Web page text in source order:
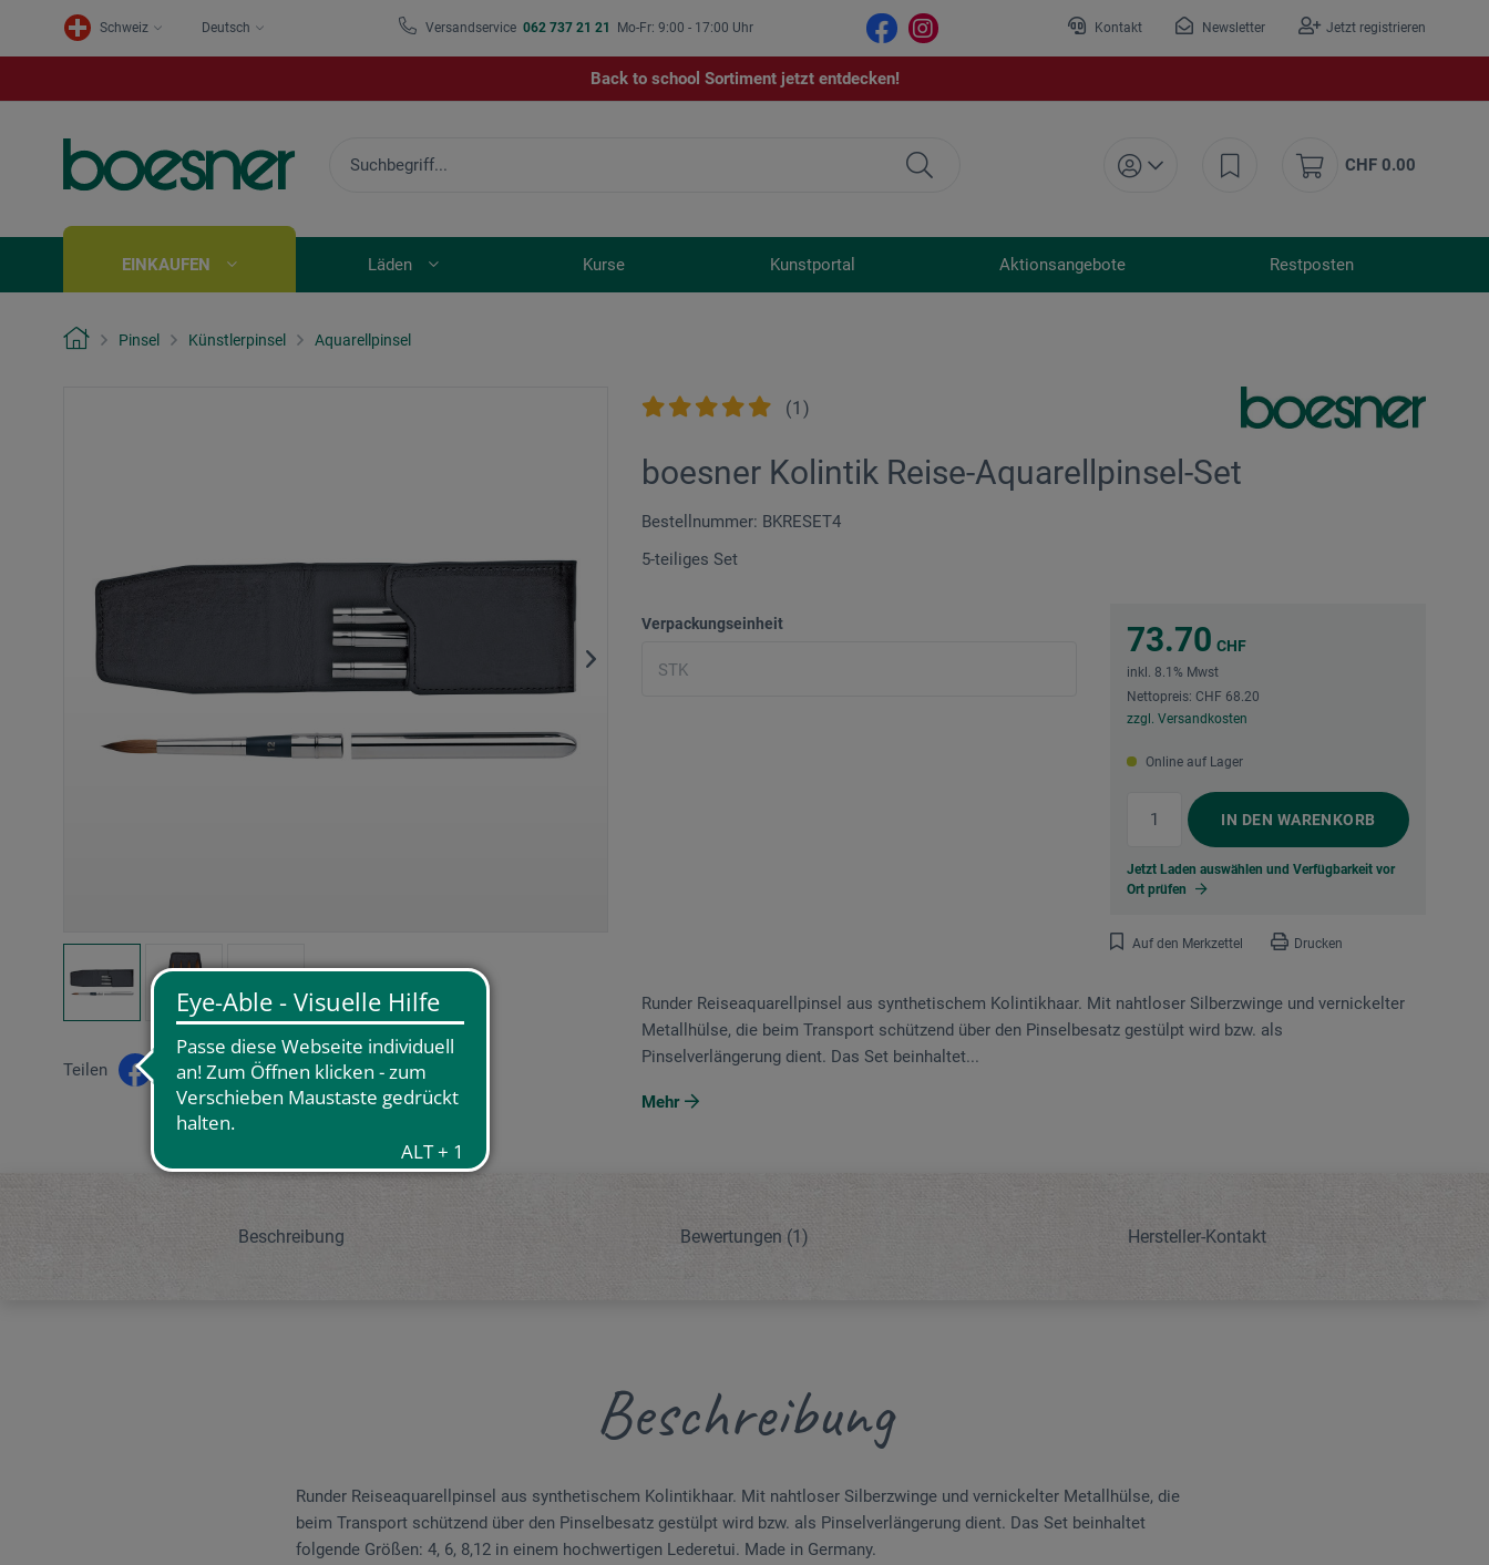
Schweiz Deutsch Versandservice 062 737 21 21 Mo-Fr: 9:00 - 17:00 Uhr Kontakt Newsletter Jetzt registrieren
Back to school Sortiment jetzt entdecken!
CHF 0.00
EINKAUFEN Läden Kurse Kunstportal Aktionsangebote Restposten
Pinsel Künstlerpinsel Aquarellpinsel
(1 )
boesner Kolintik Reise-Aquarellpinsel-Set
Bestellnummer: BKRESET4
5-teiliges Set
Verpackungseinheit 73.70 CHF
inkl. 8.1% Mwst
Nettopreis: CHF 68.20
zzgl. Versandkosten
Online auf Lager
IN DEN WARENKORB
Jetzt Laden auswählen und Verfügbarkeit vor
Ort prüfen
Auf den Merkzettel Drucken
Teilen
Runder Reiseaquarellpinsel aus synthetischem Kolintikhaar. Mit nahtloser Silberzwinge und vernickelter
Metallhülse, die beim Transport schützend über den Pinselbesatz gestülpt wird bzw. als
Pinselverlängerung dient. Das Set beinhaltet...
Mehr
Beschreibung Bewertungen (1) Hersteller-Kontakt
Beschreibung
Runder Reiseaquarellpinsel aus synthetischem Kolintikhaar. Mit nahtloser Silberzwinge und vernickelter Metallhülse, die
beim Transport schützend über den Pinselbesatz gestülpt wird bzw. als Pinselverlängerung dient. Das Set beinhaltet
folgende Größen: 4, 6, 8,12 in einem hochwertigen Lederetui. Made in Germany.